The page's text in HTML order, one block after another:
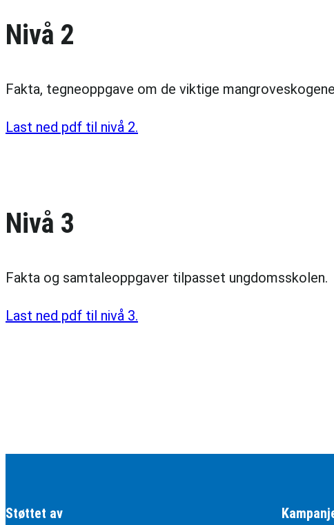
Nivå 2
Fakta, tegneoppgave om de viktige
Last ned pdf til nivå 2.
Nivå 3
Fakta og samtaleoppgaver tilpasset ungdomsskolen.
Last ned pdf til nivå 3.
Støttet av